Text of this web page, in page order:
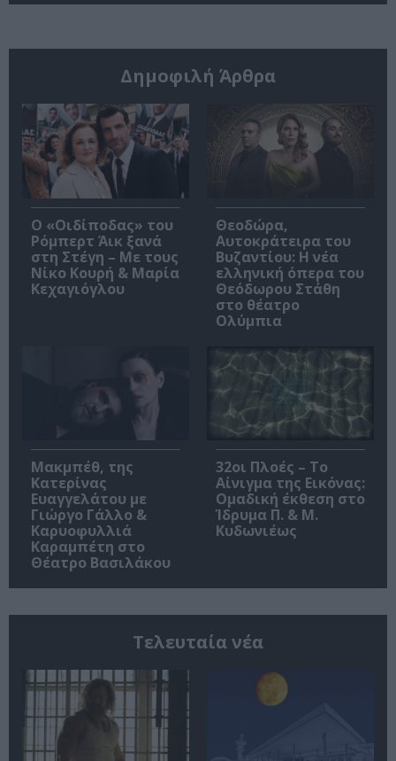
Δημοφιλή Άρθρα
O «Οιδίποδας» του
Ρόμπερτ Άικ ξανά
στη Στέγη – Με τους
Νίκο Κουρή & Μαρία
Κεχαγιόγλου
Θεοδώρα,
Αυτοκράτειρα του
Βυζαντίου: Η νέα
ελληνική όπερα του
Θεόδωρου Στάθη
στο θέατρο
Ολύμπια
Μακμπέθ, της
Κατερίνας
Ευαγγελάτου με
Γιώργο Γάλλο &
Καρυοφυλλιά
Καραμπέτη στο
Θέατρο Βασιλάκου
32οι Πλοές – Το
Αίνιγμα της Εικόνας:
Ομαδική έκθεση στο
Ίδρυμα Π. & Μ.
Κυδωνιέως
Τελευταία νέα